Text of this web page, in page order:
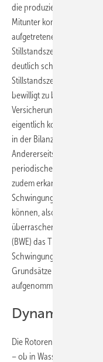
die produzierte
Mitunter kommunizieren
aufgetretener
Stillstandszeiten
deutlich schwieriger, die
Stillstandszeiten durch
bewilligt zu bekommen –
Versicherung oder durch
eigentlich
in der Bilanz der
Andererseits gibt es
periodischen
zudem erkannt, dass
Schwingungsmessung
können, also wenn
überraschend ist es
(BWE) das Thema
Schwingungsmessung im
Grundsätze der
aufgenommen hat.
Dynamische
Die Rotoren fast
– ob in Wasser-, Dampf-